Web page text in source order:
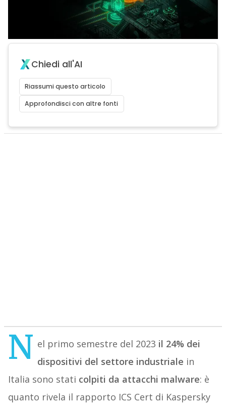
Chiedi all'AI
Riassumi questo articolo
Approfondisci con altre fonti
N el primo semestre del 2023 il 24% dei
dispositivi del settore industriale in
Italia sono stati colpiti da attacchi malware: è
quanto rivela il rapporto ICS Cert di Kaspersky